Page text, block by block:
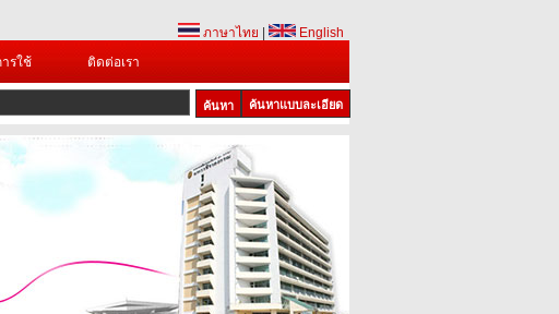
ภาษาไทย
English
รใช้ ติดต่อเรา
ค้นหาแบบละเอียด